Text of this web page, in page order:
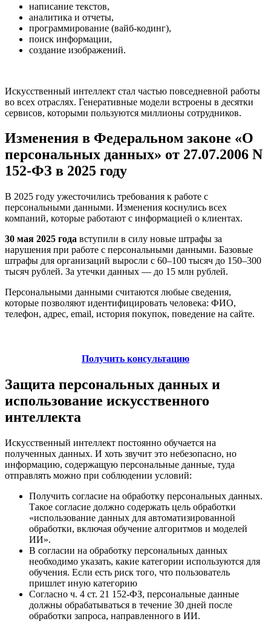
написание текстов,
аналитика и отчеты,
программирование (вайб-кодинг),
поиск информации,
создание изображений.
Искусственный интеллект стал частью повседневной работы
во всех отраслях. Генеративные модели встроены в десятки
сервисов, которыми пользуются миллионы сотрудников.
Изменения в Федеральном законе «О
персональных данных» от 27.07.2006 N
152-ФЗ в 2025 году
В 2025 году ужесточились требования к работе с
персональными данными. Изменения коснулись всех
компаний, которые работают с информацией о клиентах.
30 мая 2025 года вступили в силу новые штрафы за
нарушения при работе с персональными данными. Базовые
штрафы для организаций выросли с 60–100 тысяч до 150–300
тысяч рублей. За утечки данных — до 15 млн рублей.
Персональными данными считаются любые сведения,
которые позволяют идентифицировать человека: ФИО,
телефон, адрес, email, история покупок, поведение на сайте.
Получить консультацию
Защита персональных данных и
использование искусственного
интеллекта
Искусственный интеллект постоянно обучается на
полученных данных. И хоть звучит это небезопасно, но
информацию, содержащую персональные данные, туда
отправлять можно при соблюдении условий:
Получить согласие на обработку персональных данных.
Такое согласие должно содержать цель обработки
«использование данных для автоматизированной
обработки, включая обучение алгоритмов и моделей
ИИ».
В согласии на обработку персональных данных
необходимо указать, какие категории используются для
обучения. Если есть риск того, что пользователь
пришлет иную категорию
Согласно ч. 4 ст. 21 152-ФЗ, персональные данные
должны обрабатываться в течение 30 дней после
обработки запроса, направленного в ИИ.